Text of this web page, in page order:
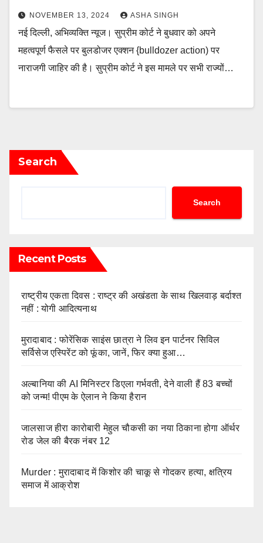
NOVEMBER 13, 2024 ASHA SINGH
नई दिल्ली, अभिव्यक्ति न्यूज। सुप्रीम कोर्ट ने बुधवार को अपने
महत्वपूर्ण फैसले पर बुलडोजर एक्शन {bulldozer action) पर
नाराजगी जाहिर की है। सुप्रीम कोर्ट ने इस मामले पर सभी राज्यों…
Search
Search
Recent Posts
राष्ट्रीय एकता दिवस : राष्ट्र की अखंडता के साथ खिलवाड़ बर्दाश्त
नहीं : योगी आदित्यनाथ
मुरादाबाद : फोरेंसिक साइंस छात्रा ने लिव इन पार्टनर सिविल
सर्विसेज एस्पिरेंट को फूंका, जानें, फिर क्या हुआ…
अल्बानिया की AI मिनिस्‍टर डिएला गर्भवती, देने वाली हैं 83 बच्चों
को जन्‍म! पीएम के ऐलान ने किया हैरान
जालसाज हीरा कारोबारी मेहुल चौकसी का नया ठिकाना होगा ऑर्थर
रोड जेल की बैरक नंबर 12
Murder : मुरादाबाद में किशोर की चाकू से गोदकर हत्या, क्षत्रिय
समाज में आक्रोश